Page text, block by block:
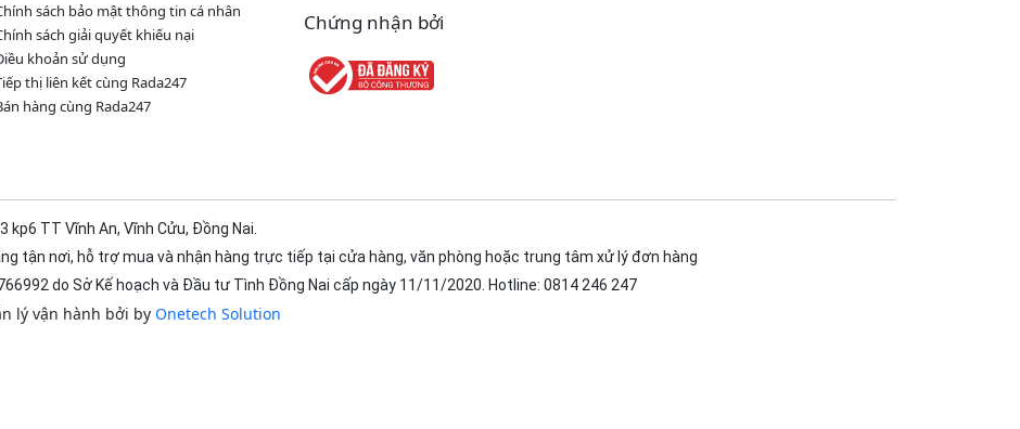
sách bảo mật thông tin cá nhân
sách giải quyết khiếu nại
khoản sử dụng
thị liên kết cùng Rada247
hàng cùng Rada247
Chứng nhận bởi
TT Vĩnh An, Vĩnh Cửu, Đồng Nai.
tận nơi, hỗ trợ mua và nhận hàng trực tiếp tại cửa hàng, văn phòng hoặc trung tâm xử lý đơn hàng
do Sở Kế hoạch và Đầu tư Tình Đồng Nai cấp ngày 11/11/2020. Hotline: 0814 246 247
lý vận hành bởi by Onetech Solution